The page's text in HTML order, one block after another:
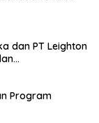
dan PT Leighton
Program